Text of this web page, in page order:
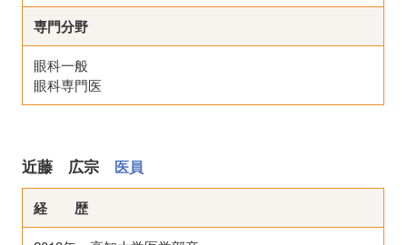
専門分野
眼科一般
眼科専門医
近藤 広宗 医員
経 歴